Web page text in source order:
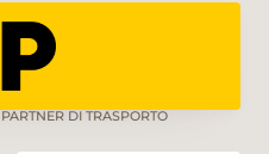
DI TRASPORTO